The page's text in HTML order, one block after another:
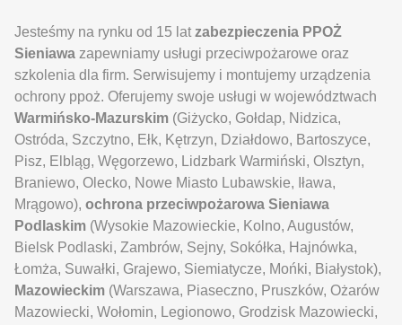
Jesteśmy na rynku od 15 lat zabezpieczenia PPOŻ
Sieniawa zapewniamy usługi przeciwpożarowe oraz
szkolenia dla firm. Serwisujemy i montujemy urządzenia
ochrony ppoż. Oferujemy swoje usługi w województwach
Warmińsko-Mazurskim (Giżycko, Gołdap, Nidzica,
Ostróda, Szczytno, Ełk, Kętrzyn, Działdowo, Bartoszyce,
Pisz, Elbląg, Węgorzewo, Lidzbark Warmiński, Olsztyn,
Braniewo, Olecko, Nowe Miasto Lubawskie, Iława,
Mrągowo), ochrona przeciwpożarowa Sieniawa
Podlaskim (Wysokie Mazowieckie, Kolno, Augustów,
Bielsk Podlaski, Zambrów, Sejny, Sokółka, Hajnówka,
Łomża, Suwałki, Grajewo, Siemiatycze, Mońki, Białystok),
Mazowieckim (Warszawa, Piaseczno, Pruszków, Ożarów
Mazowiecki, Wołomin, Legionowo, Grodzisk Mazowiecki,